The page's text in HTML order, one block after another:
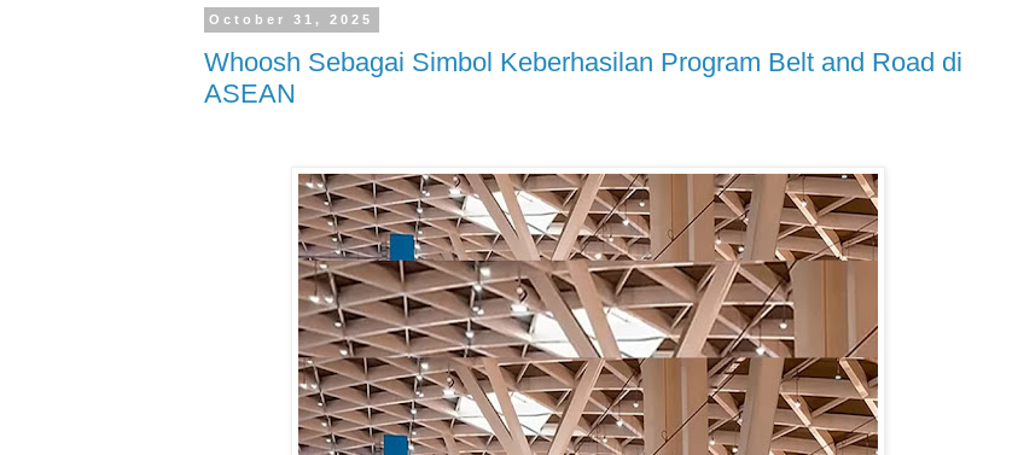
October 31, 2025
Whoosh Sebagai Simbol Keberhasilan Program Belt and Road di
ASEAN